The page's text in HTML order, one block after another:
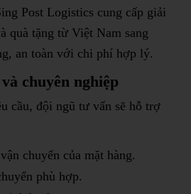
Post Logistics cung cấp giải
quà tặng từ Việt Nam sang
an toàn với chi phí hợp lý.
chuyên nghiệp
cầu, đội ngũ tư vấn sẽ hỗ trợ
chuyển của mặt hàng.
phù hợp.